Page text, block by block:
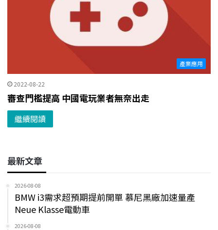
產業應用
2022-08-22
審查門檻提高 中國電玩業者無奈出走
繼續閱讀
最新文章
2026-08-08
BMW i3需求超預期提前開單 慕尼黑廠加速量產
Neue Klasse電動車
2026-08-08